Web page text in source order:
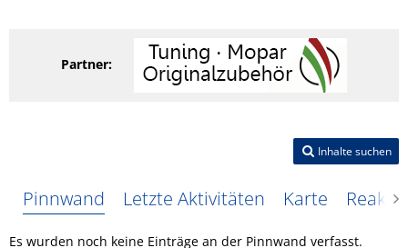
Partner:
Inhalte suchen
Pinnwand Letzte Aktivitäten Karte
Es wurden noch keine Einträge an der Pinnwand verfasst.